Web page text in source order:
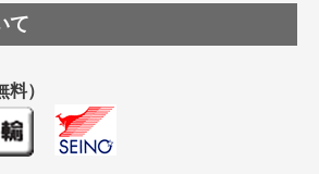
ベルのロールタイプはありますか？
の包装紙に適した紙はありますか？
て
）